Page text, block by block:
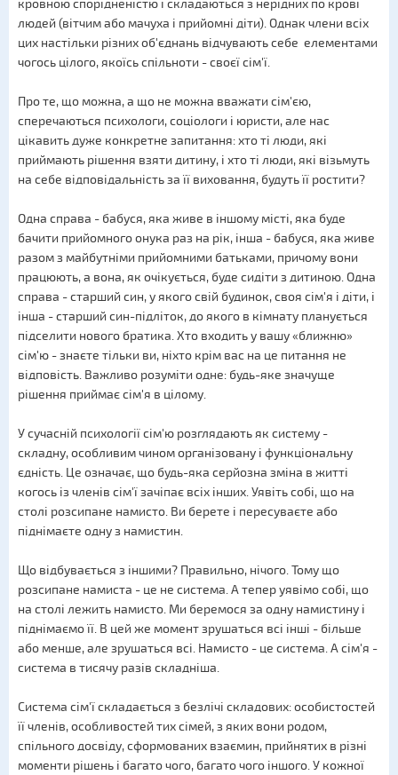
кровною спорідненістю і складаються з нерідних по крові
людей (вітчим або мачуха і прийомні діти). Однак члени всіх
цих настільки різних об'єднань відчувають себе елементами
чогось цілого, якоїсь спільноти - своєї сім'ї.
Про те, що можна, а що не можна вважати сім'єю,
сперечаються психологи, соціологи і юристи, але нас
цікавить дуже конкретне запитання: хто ті люди, які
приймають рішення взяти дитину, і хто ті люди, які візьмуть
на себе відповідальність за її виховання, будуть її ростити?
Одна справа - бабуся, яка живе в іншому місті, яка буде
бачити прийомного онука раз на рік, інша - бабуся, яка живе
разом з майбутніми прийомними батьками, причому вони
працюють, а вона, як очікується, буде сидіти з дитиною. Одна
справа - старший син, у якого свій будинок, своя сім'я і діти, і
інша - старший син-підліток, до якого в кімнату планується
підселити нового братика. Хто входить у вашу «ближню»
сім'ю - знаєте тільки ви, ніхто крім вас на це питання не
відповість. Важливо розуміти одне: будь-яке значуще
рішення приймає сім'я в цілому.
У сучасній психології сім'ю розглядають як систему -
складну, особливим чином організовану і функціональну
єдність. Це означає, що будь-яка серйозна зміна в житті
когось із членів сім'ї зачіпає всіх інших. Уявіть собі, що на
столі розсипане намисто. Ви берете і пересуваєте або
піднімаєте одну з намистин.
Що відбувається з іншими? Правильно, нічого. Тому що
розсипане намиста - це не система. А тепер уявімо собі, що
на столі лежить намисто. Ми беремося за одну намистину і
піднімаємо її. В цей же момент зрушаться всі інші - більше
або менше, але зрушаться всі. Намисто - це система. А сім'я -
система в тисячу разів складніша.
Система сім'ї складається з безлічі складових: особистостей
її членів, особливостей тих сімей, з яких вони родом,
спільного досвіду, сформованих взаємин, прийнятих в різні
моменти рішень і багато чого, багато чого іншого. У кожної